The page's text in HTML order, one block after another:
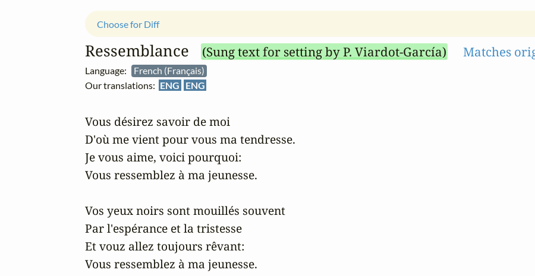
Ressemblance (Sung text for setting by P. Viardot-García) Matches
Language:
French (Français)
Our translations: ENG ENG
Choose for Diff
Vous désirez savoir de moi
D'où me vient pour vous ma tendresse.
Je vous aime, voici pourquoi:
Vous ressemblez à ma jeunesse.
Vos yeux noirs sont mouillés souvent
Par l'espérance et la tristesse
Et vouz allez toujours rêvant:
Vous ressemblez à ma jeunesse.